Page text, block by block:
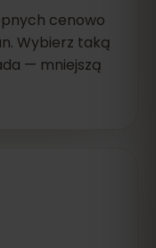
cenowo
Wybierz taką
— mniejszą